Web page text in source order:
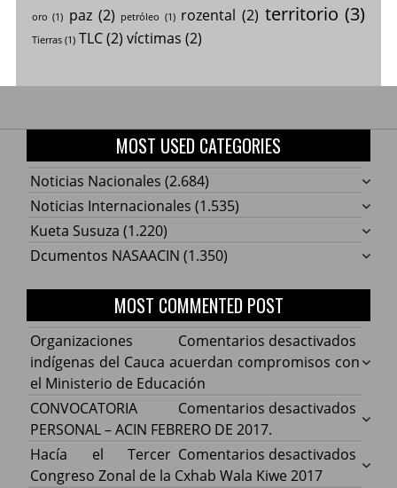
oro (1) paz (2) petróleo (1) rozental (2) territorio (3)
Tierras(1) TLC(2) víctimas (2)
MOST USED CATEGORIES
Noticias Nacionales (2.684)
Noticias Internacionales (1.535)
Kueta Susuza (1.220)
Dcumentos NASAACIN (1.350)
MOST COMMENTED POST
Comentarios desactivados
Cauca
Organizaciones
indígenas del Cauca acuerdan compromisos con
el Ministerio de Educación
Comentarios desactivados
CONVOCATORIA
PERSONAL – ACIN FEBRERO DE 2017.
Comentarios desactivados
Hacía
Hacía el Tercer
Congreso Zonal de la Cxhab Wala Kiwe 2017